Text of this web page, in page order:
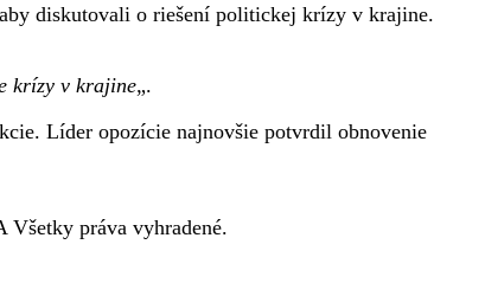
diskutovali o riešení politickej krízy v krajine.
krízy v krajine„.
Líder opozície najnovšie potvrdil obnovenie
Všetky práva vyhradené.